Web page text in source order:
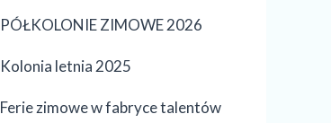
PÓŁKOLONIE ZIMOWE 2026
Kolonia letnia 2025
Ferie zimowe w fabryce talentów